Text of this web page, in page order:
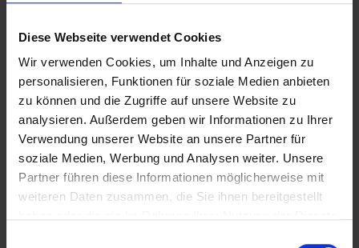
Diese Webseite verwendet Cookies
Wir verwenden Cookies, um Inhalte und Anzeigen zu
personalisieren, Funktionen für soziale Medien anbieten
zu können und die Zugriffe auf unsere Website zu
analysieren. Außerdem geben wir Informationen zu Ihrer
Verwendung unserer Website an unsere Partner für
soziale Medien, Werbung und Analysen weiter. Unsere
Partner führen diese Informationen möglicherweise mit
weiteren Daten zusammen, die Sie ihnen bereitgestellt
Das Feriendorf am Maltschacher See
Österreich – Feldkirchen
Kärnten
Das Moerisch